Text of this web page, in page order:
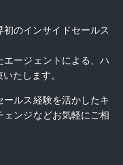
のインサイドセールス
ージェントによる、ハ
たします。
ールス経験を活かしたキ
ェンジなどお気軽にご相